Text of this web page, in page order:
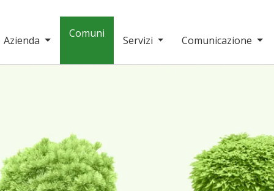
Azienda
Comuni
Servizi Comunicazione